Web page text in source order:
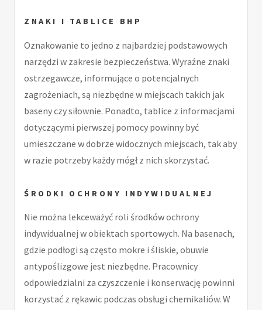
ZNAKI I TABLICE BHP
Oznakowanie to jedno z najbardziej podstawowych
narzędzi w zakresie bezpieczeństwa. Wyraźne znaki
ostrzegawcze, informujące o potencjalnych
zagrożeniach, są niezbędne w miejscach takich jak
baseny czy siłownie. Ponadto, tablice z informacjami
dotyczącymi pierwszej pomocy powinny być
umieszczane w dobrze widocznych miejscach, tak aby
w razie potrzeby każdy mógł z nich skorzystać.
ŚRODKI OCHRONY INDYWIDUALNEJ
Nie można lekceważyć roli środków ochrony
indywidualnej w obiektach sportowych. Na basenach,
gdzie podłogi są często mokre i śliskie, obuwie
antypoślizgowe jest niezbędne. Pracownicy
odpowiedzialni za czyszczenie i konserwację powinni
korzystać z rękawic podczas obsługi chemikaliów. W